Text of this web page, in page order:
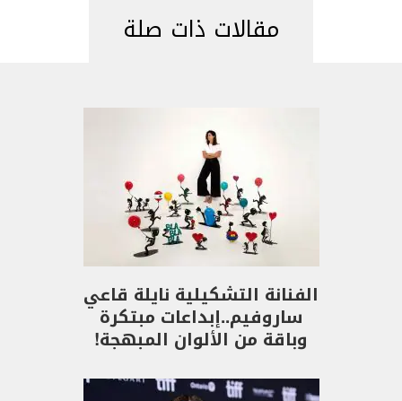
مقالات ذات صلة
الفنانة التشكيلية نايلة قاعي
ساروفيم..إبداعات مبتكرة
وباقة من الألوان المبهجة!